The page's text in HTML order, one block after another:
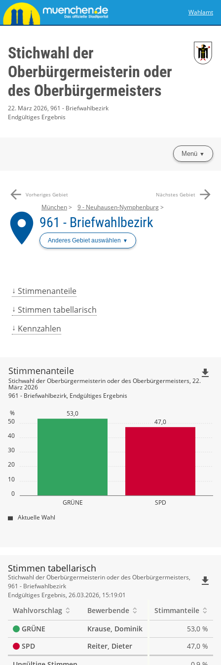
Wahlamt
Stichwahl der
Oberbürgermeisterin oder
des Oberbürgermeisters
22. März 2026, 961 - Briefwahlbezirk
Endgültiges Ergebnis
Menü
arrow_back Vorheriges Gebiet Nächstes Gebiet arrow_forward
place
München 9 - Neuhausen-Nymphenburg
961 - Briefwahlbezirk
Anderes Gebiet auswählen
Stimmenanteile
Stimmen tabellarisch
Kennzahlen
0
10
20
30
40
50
%
GRÜNE SPD
53,0
47,0
Stimmenanteile
Stichwahl der Oberbürgermeisterin oder des Oberbürgermeisters, 22.
März 2026
961 - Briefwahlbezirk, Endgültiges Ergebnis
Aktuelle Wahl
file_download
Stimmen tabellarisch
Stimmen
tabellarisch
Stichwahl der Oberbürgermeisterin oder des Oberbürgermeisters,
961 - Briefwahlbezirk
Endgültiges Ergebnis, 26.03.2026, 15:19:01
file_download
Wahlvorschlag Bewerbende
Stimmanteile
GRÜNE
Krause, Dominik
53,0 %
SPD
Reiter, Dieter
47,0 %